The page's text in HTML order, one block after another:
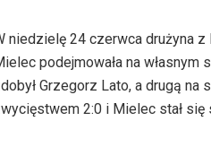
niedzielę 24 czerwca drużyna
podejmowała na własnym
Grzegorz Lato, a drugą na
2:0 i Mielec stał się